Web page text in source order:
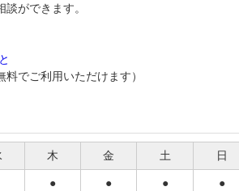
ができます。
でご利用いただけます）
木 金 土 日
● ● ● ●